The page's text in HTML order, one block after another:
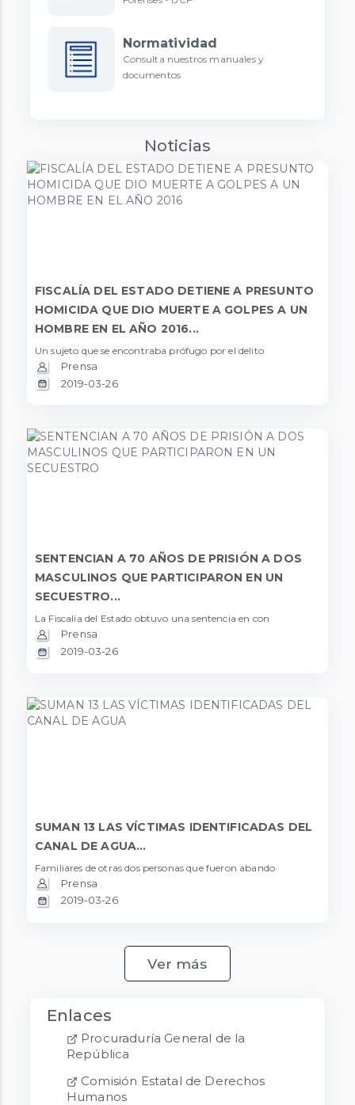
Normatividad
Consulta nuestros manuales y
documentos
Noticias
FISCALÍA DEL ESTADO DETIENE A PRESUNTO
HOMICIDA QUE DIO MUERTE A GOLPES A UN
HOMBRE EN EL AÑO 2016...
Un sujeto que se encontraba prófugo por el delito
Prensa
2019-03-26
SENTENCIAN A 70 AÑOS DE PRISIÓN A DOS
MASCULINOS QUE PARTICIPARON EN UN
SECUESTRO...
La Fiscalía del Estado obtuvo una sentencia en con
Prensa
2019-03-26
SUMAN 13 LAS VÍCTIMAS IDENTIFICADAS DEL
CANAL DE AGUA...
Familiares de otras dos personas que fueron abando
Prensa
2019-03-26
Ver más
Enlaces
Procuraduría General de la
República
Comisión Estatal de Derechos
Humanos